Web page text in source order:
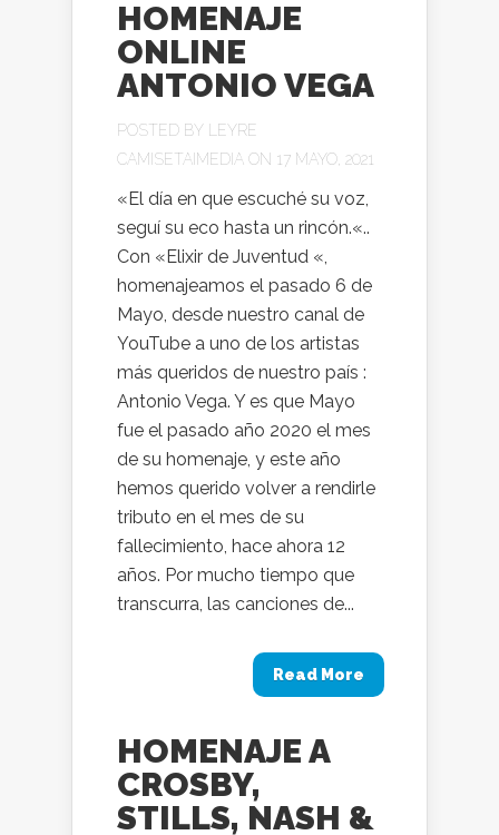
HOMENAJE
ONLINE
ANTONIO VEGA
POSTED BY
LEYRE
CAMISETAIMEDIA ON 17 MAYO, 2021
«El día en que escuché su voz,
seguí su eco hasta un rincón.«..
Con «Elixir de Juventud «,
homenajeamos el pasado 6 de
Mayo, desde nuestro canal de
YouTube a uno de los artistas
más queridos de nuestro país :
Antonio Vega. Y es que Mayo
fue el pasado año 2020 el mes
de su homenaje, y este año
hemos querido volver a rendirle
tributo en el mes de su
fallecimiento, hace ahora 12
años. Por mucho tiempo que
transcurra, las canciones de...
Read More
HOMENAJE A
CROSBY,
STILLS, NASH &